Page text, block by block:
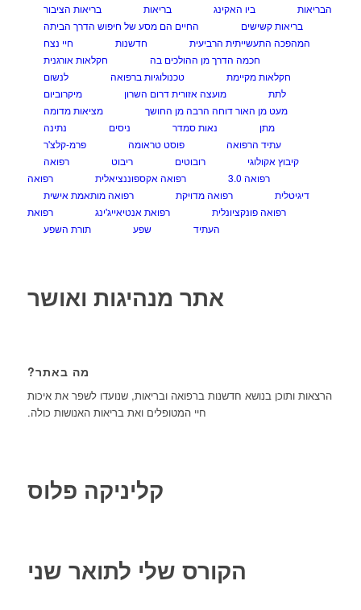
הבריאות
ביו האקינג בריאות
בריאות הציבור
בריאות קשישים
החיים הם מסע של חיפוש הדרך הביתה
המהפכה התעשייתית הרביעית
חדשנות
חיי נצח
חכמה הדרך מן ההולכים בה
חקלאות אורגנית
חקלאות מקיימת
טכנולוגיות ברפואה
לנשום
לתת
מועצה אזורית דרום השרון
מיקרוביום
מעט מן האור דוחה הרבה מן החושך
מציאות מדומה
מתן
נאות סמדר ניסים
נתינה
עתיד הרפואה
פוסט טראומה
פרמ-קלצ'ר
קיבוץ אקולוגי
רובוטים ריבוט
רפואה
רפואה 3.0
רפואה אקספוננציאלית
רפואה
דיגיטלית
רפואה מדויקת
רפואה מותאמת אישית
רפואה פונקציונלית
רפואת אנטיאייג'ינג
רפואת
העתיד
שפע תורת השפע
אתר מנהיגות ואושר
מה באתר?
הרצאות ותוכן בנושא חדשנות ברפואה ובריאות, שנועדו לשפר את איכות
חיי המטופלים ואת בריאות האנושות כולה.
קליניקה פלוס
הקורס שלי לתואר שני